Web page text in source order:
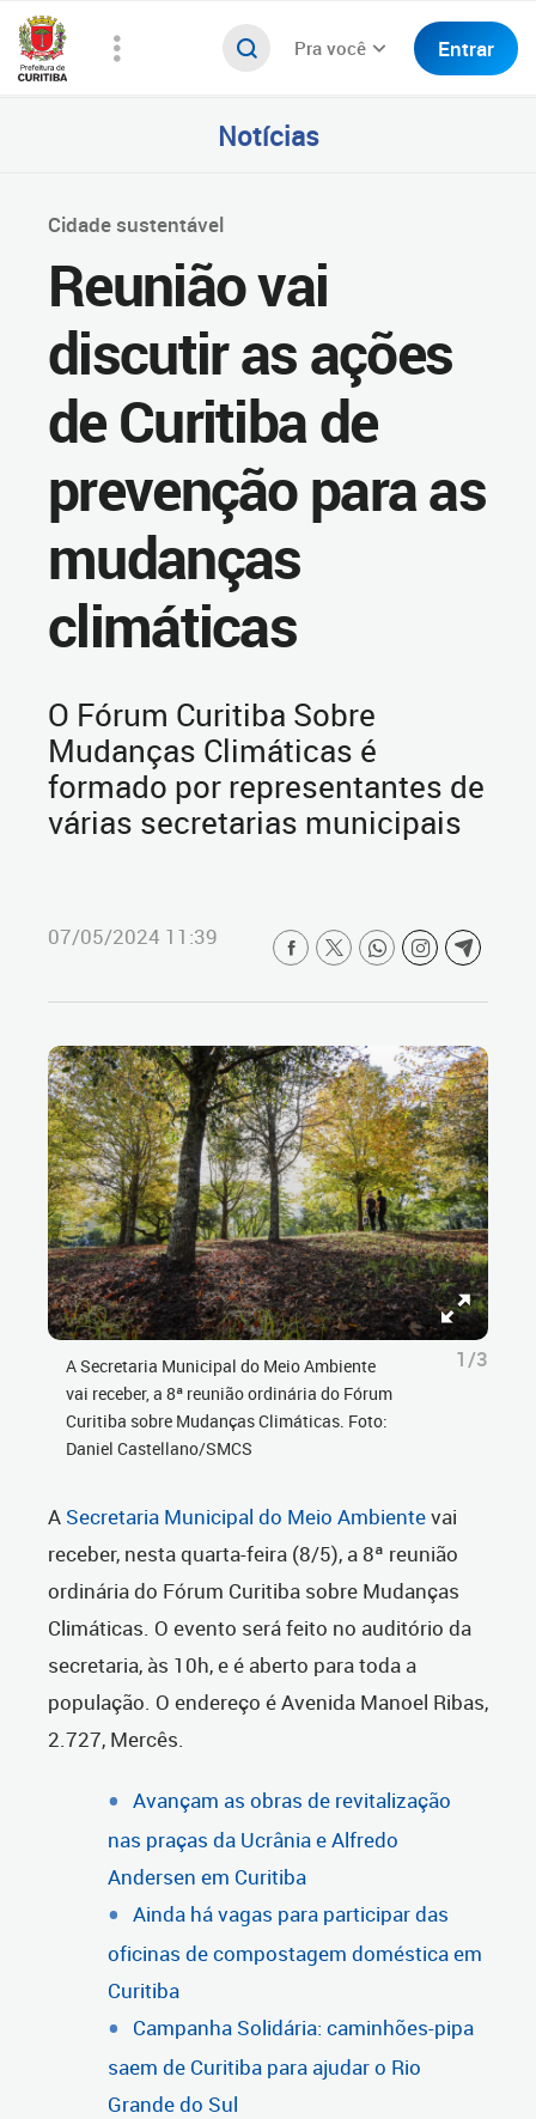
Pra você Entrar
Notícias
Cidade sustentável
Reunião vai
discutir as ações
de Curitiba de
prevenção para as
mudanças
climáticas
O Fórum Curitiba Sobre
Mudanças Climáticas é
formado por representantes de
várias secretarias municipais
07/05/2024 11:39
A Secretaria Municipal do Meio Ambiente
vai receber, a 8ª reunião ordinária do Fórum
Curitiba sobre Mudanças Climáticas. Foto:
Daniel Castellano/SMCS
1/3
A Secretaria Municipal do Meio Ambientevai
receber, nesta quarta-feira (8/5), a 8ª reunião
ordinária do Fórum Curitiba sobre Mudanças
Climáticas. O evento será feito no auditório da
secretaria, às 10h, e é aberto para toda a
população. O endereço é Avenida Manoel Ribas,
2.727, Mercês.
Avançam as obras de revitalização
nas praças da Ucrânia e Alfredo
Andersen em Curitiba
Ainda há vagas para participar das
oficinas de compostagem doméstica em
Curitiba
Campanha Solidária: caminhões-pipa
saem de Curitiba para ajudar o Rio
Grande do Sul